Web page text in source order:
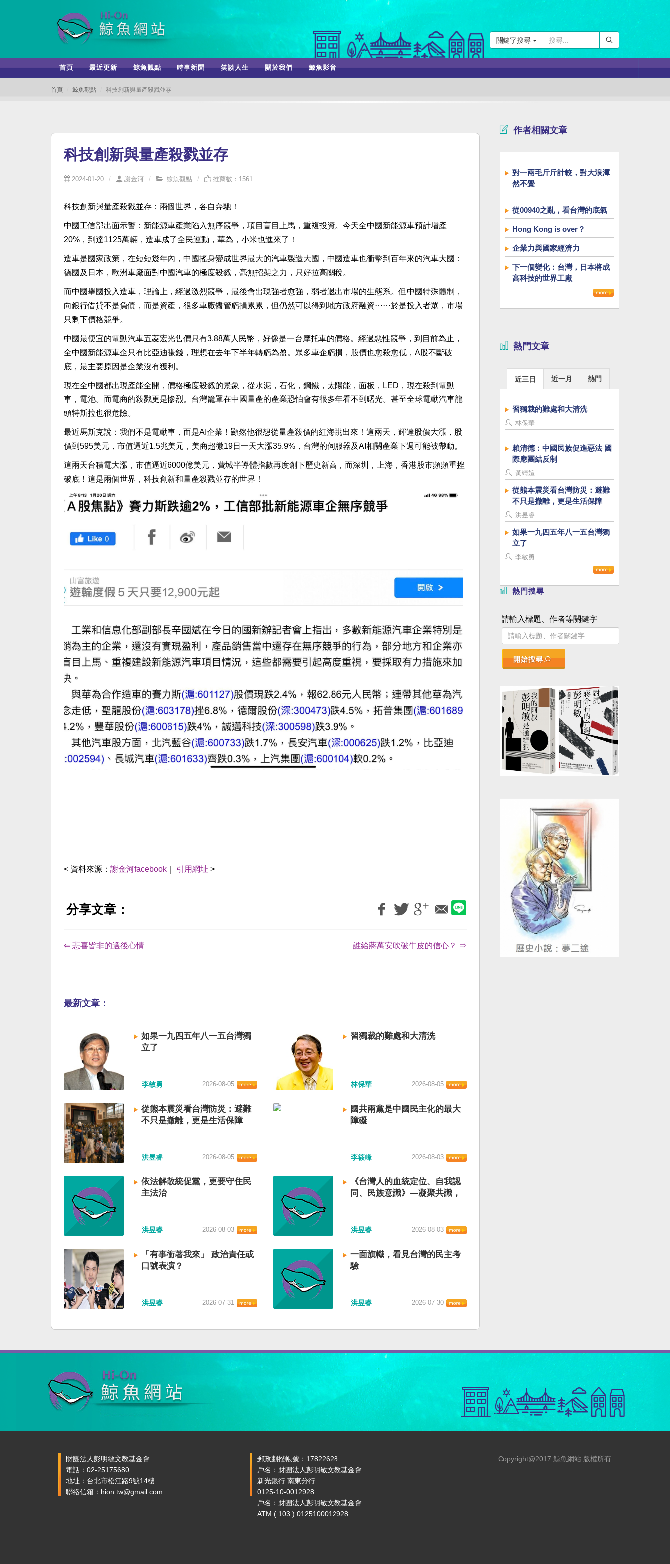
關鍵字搜尋
首頁 最近更新 鯨魚觀點 時事新聞 笑談人生 關於我們 鯨魚影音
首頁 鯨魚觀點 科技創新與量產殺戮並存
科技創新與量產殺戮並存
2024-01-20 謝金河 鯨魚觀點 推薦數：1561
科技創新與量產殺戮並存：兩個世界，各自奔馳！
中國工信部出面示警：新能源車產業陷入無序競爭，項目盲目上馬，重複投資。今天全中國新能源車預計增產
20%，到達1125萬輛，造車成了全民運動，華為，小米也進來了！
造車是國家政策，在短短幾年內，中國搖身變成世界最大的汽車製造大國，中國造車也衝擊到百年來的汽車大國：
德國及日本，歐洲車廠面對中國汽車的極度殺戮，毫無招架之力，只好拉高關稅。
而中國舉國投入造車，理論上，經過激烈競爭，最後會出現強者愈強，弱者退出市場的生態系。但中國特殊體制，
向銀行借貸不是負債，而是資產，很多車廠儘管虧損累累，但仍然可以得到地方政府融資⋯⋯於是投入者眾，市場
只剩下價格競爭。
中國最便宜的電動汽車五菱宏光售價只有3.88萬人民幣，好像是一台摩托車的價格。經過惡性競爭，到目前為止，
全中國新能源車企只有比亞迪賺錢，理想在去年下半年轉虧為盈。眾多車企虧損，股價也愈殺愈低，A股不斷破
底，最主要原因是企業沒有獲利。
現在全中國都出現產能全開，價格極度殺戮的景象，從水泥，石化，鋼鐵，太陽能，面板，LED，現在殺到電動
車，電池。而電商的殺戮更是慘烈。台灣籠罩在中國量產的產業恐怕會有很多年看不到曙光。甚至全球電動汽車龍
頭特斯拉也很危險。
最近馬斯克說：我們不是電動車，而是AI企業！顯然他很想從量產殺價的紅海跳出來！這兩天，輝達股價大漲，股
價到595美元，市值逼近1.5兆美元，美商超微19日一天大漲35.9%，台灣的伺服器及AI相關產業下週可能被帶動。
這兩天台積電大漲，市值逼近6000億美元，費城半導體指數再度創下歷史新高，而深圳，上海，香港股市頻頻重挫
破底！這是兩個世界，科技創新和量產殺戮並存的世界！
< 資料來源： 謝金河facebook 引用網址 >
分享文章：
⇐ 悲喜皆非的選後心情 誰給蔣萬安吹破牛皮的信心？ ⇒
最新文章：
如果一九四五年八一五台灣獨
立了
李敏勇 2026-08-05
習獨裁的難處和大清洗
林保華 2026-08-05
從熊本震災看台灣防災：避難
不只是撤離，更是生活保障
洪昱睿 2026-08-05
國共兩黨是中國民主化的最大
障礙
李筱峰 2026-08-03
依法解散統促黨，更要守住民
主法治
洪昱睿 2026-08-03
《台灣人的血統定位、自我認
同、民族意識》—凝聚共識，
洪昱睿 2026-08-03
「有事衝著我來」 政治責任或
口號表演？
洪昱睿 2026-07-31
一面旗幟，看見台灣的民主考
驗
洪昱睿 2026-07-30
作者相關文章
對一兩毛斤斤計較，對大浪渾
然不覺
從00940之亂，看台灣的底氣
Hong Kong is over？
企業力與國家經濟力
下一個變化：台灣，日本將成
高科技的世界工廠
熱門文章
近三日 近一月 熱門
習獨裁的難處和大清洗
林保華
賴清德：中國民族促進惡法 國
際應團結反制
黃靖媗
從熊本震災看台灣防災：避難
不只是撤離，更是生活保障
洪昱睿
如果一九四五年八一五台灣獨
立了
李敏勇
熱門搜尋
請輸入標題、作者等關鍵字
開始搜尋
財團法人彭明敏文教基金會
電話：02-25175680
地址：台北市松江路9號14樓
聯絡信箱：hion.tw@gmail.com
郵政劃撥帳號：17822628
戶名：財團法人彭明敏文教基金會
新光銀行 南東分行
0125-10-0012928
戶名：財團法人彭明敏文教基金會
ATM ( 103 ) 0125100012928
Copyright@2017 鯨魚網站 版權所有